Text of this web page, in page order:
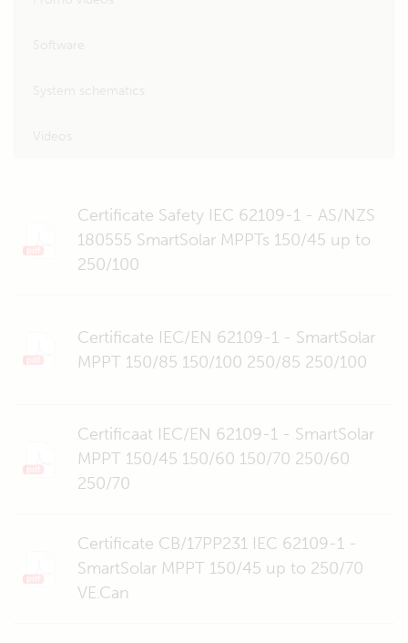
Certificate Safety IEC 62109-1 - AS/NZS
180555 SmartSolar MPPTs 150/45 up to
250/100
Certificate IEC/EN 62109-1 - SmartSolar
MPPT 150/85 150/100 250/85 250/100
Certificaat IEC/EN 62109-1 - SmartSolar
MPPT 150/45 150/60 150/70 250/60
250/70
Certificate CB/17PP231 IEC 62109-1 -
SmartSolar MPPT 150/45 up to 250/70
VE.Can